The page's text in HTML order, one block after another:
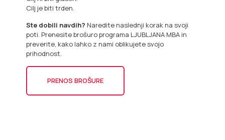
Cilj je biti trden.
Ste dobili navdih? Naredite naslednji korak na svoji
poti. Prenesite brošuro programa LJUBLJANA MBA in
preverite, kako lahko z nami oblikujete svojo
prihodnost.
PRENOS BROŠURE